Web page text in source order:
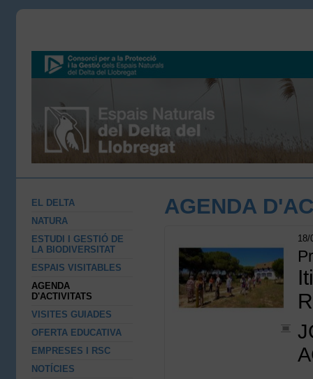
EL DELTA
NATURA
ESTUDI I GESTIÓ DE
LA BIODIVERSITAT
ESPAIS VISITABLES
AGENDA
D'ACTIVITATS
VISITES GUIADES
OFERTA EDUCATIVA
EMPRESES I RSC
NOTÍCIES
AGENDA
18/